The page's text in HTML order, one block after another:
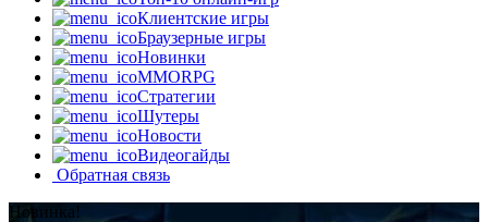
Клиентские игры
Браузерные игры
Новинки
MMORPG
Стратегии
Шутеры
Новости
Видеогайды
Обратная связь
Новинка!